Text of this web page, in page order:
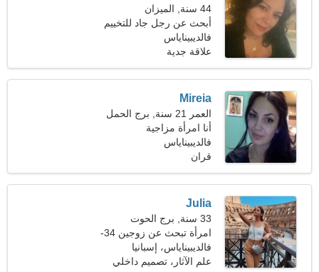
44 سنة, الميزان
أبحث عن رجل جاد للتخييم
فالديبيناياس
علاقة جدية
Mireia
العمر 21 سنة, برج الحمل
أنا امرأة مزاجية
فالديبيناياس
قران
Julia
33 سنة, برج الحوت
امرأة تبحث عن زوجين 34-
45
فالديبيناياس، إسبانيا
علم الآثار، تصميم داخلي